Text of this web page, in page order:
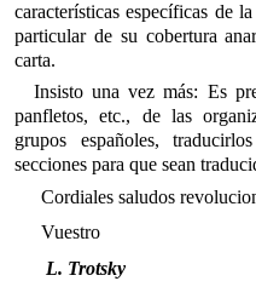
características específicas de
particular de su cobertura
carta.
Insisto una vez más: Es
panfletos, etc., de las
grupos españoles,
secciones para que sean
Cordiales saludos
Vuestro
L. Trotsky